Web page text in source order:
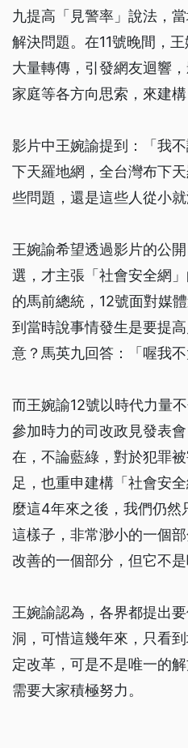
九提高「見警率」說法，
解決問題。在11號晚間，
大量轉傳，引發網友迴響
家庭等各方向思索，來建構
影片中王婉諭提到：「我
下天羅地網，全台灣布下
些問題，還是這些人從小
王婉諭希望透過影片的公
選，才主張「社會安全網
的馬前總統，12號面對媒
到當時說事情發生是要提
意？馬英九回答：「喔我
而王婉諭12號以時代力量
參加時力的司改政見發表
在，不論藍綠，對於犯罪
足，也重申建構「社會安
麼這4年來之後，我們仍然
這樣子，非常渺小的一個
改善的一個部分，但它不是
王婉諭認為，各界都提出
洞，可惜這幾年來，只看
定改革，可是不是唯一的
需要大家積極努力。